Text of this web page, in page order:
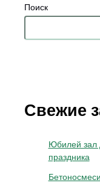
Поиск
Свежие
Юбилей зал
праздника